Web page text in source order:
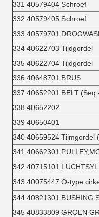
331 40579404 Schroef
332 40579405 Schroef
333 40579701
334 40622703 Tijdgordel
335 40622704 Tijdgordel
336 40648701 BRUS
337 40652201 BELT
338 40652202
339 40650401
340 40659524 Tijmgordel
341 40662301
342 40715101
343 40075447 O-type
344 40821301 BUSHING
345 40833809 GROEN